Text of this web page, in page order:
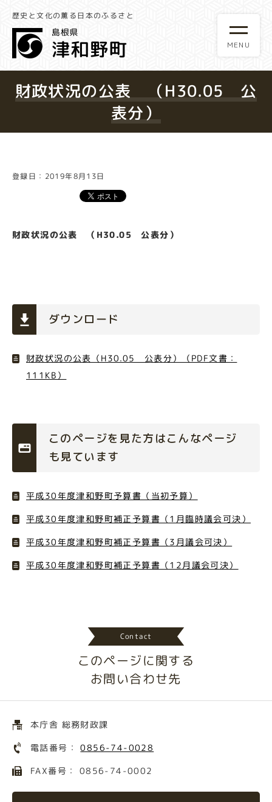
歴史と文化の薫る日本のふるさと
財政状況の公表 （H30.05 公
表分）
登録日：2019年8月13日
財政状況の公表 （H30.05 公表分）
ダウンロード
財政状況の公表（H30.05 公表分）（PDF文書：
111KB）
このページを見た方はこんなページ
も見ています
平成30年度津和野町予算書（当初予算）
平成30年度津和野町補正予算書（1月臨時議会可決）
平成30年度津和野町補正予算書（3月議会可決）
平成30年度津和野町補正予算書（12月議会可決）
Contact
このページに関する
お問い合わせ先
本庁舎 総務財政課
電話番号：0856-74-0028
FAX番号： 0856-74-0002